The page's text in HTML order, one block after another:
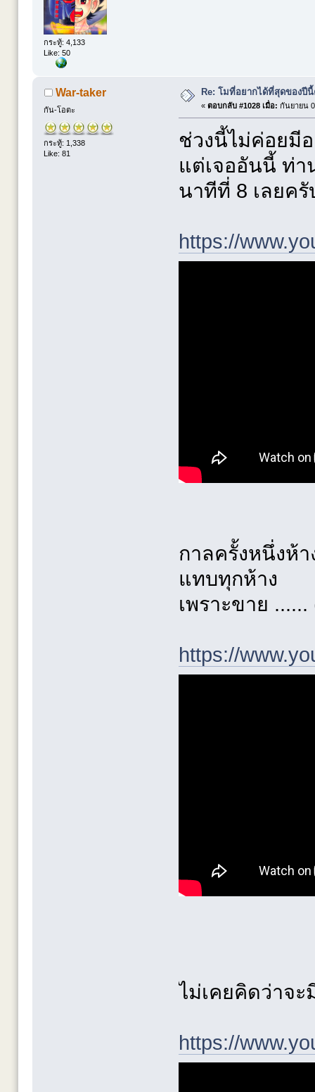
กระทู้: 4,133
Like: 50
War-taker
กัน-โอตะ
กระทู้: 1,338
Like: 81
Re: โมที่อยากได้ที่สุดของปี
« ตอบกลับ #1028 เมื่อ: กันยายน
ช่วงนี้ไม่ค่อยมี
แต่เจออันนี้ ท่า
นาทีที่ 8 เลยครั
https://
กาลครั้งหนึ่งห้
แทบทุกห้าง
เพราะขาย
https://
ไม่เคยคิดว่าจ
https://